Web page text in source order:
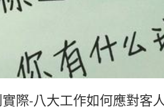
際-八大工作如何應對客